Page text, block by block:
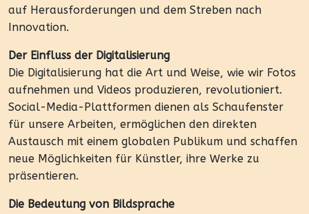
auf Herausforderungen und dem Streben nach
Innovation.
Der Einfluss der Digitalisierung
Die Digitalisierung hat die Art und Weise, wie wir Fotos
aufnehmen und Videos produzieren, revolutioniert.
Social-Media-Plattformen dienen als Schaufenster
für unsere Arbeiten, ermöglichen den direkten
Austausch mit einem globalen Publikum und schaffen
neue Möglichkeiten für Künstler, ihre Werke zu
präsentieren.
Die Bedeutung von Bildsprache